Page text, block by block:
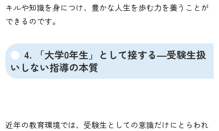
キルや知識を身につけ、豊かな人生を歩む力を養うことが
できるのです。
4. 「大学0年生」として接する―受験生扱
いしない指導の本質
近年の教育環境では、受験生としての意識だけにとらわれ